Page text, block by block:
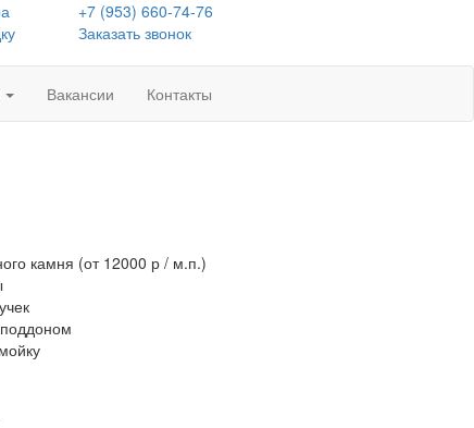
+7 (953) 660-74-76
Заказать звонок
Вакансии Контакты
камня (от 12000 р / м.п.)